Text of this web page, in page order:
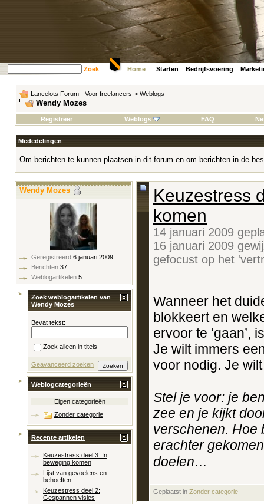
Zoek Home Starten Bedrijfsvoering
Lancelots Forum - Voor freelancers > Weblogs
Wendy Mozes
Registreer Weblogs FAQ
Mededelingen
Om berichten te kunnen plaatsen in dit forum en om berichten in de
Keuzestress
komen
14 januari 2009
16 januari 2009
gefocust op het
Wanneer het
blokkeert en
ervoor te ‘gaan’,
Je wilt immers
voor nodig. Je
Stel je voor: je
zee en je kijkt
verschenen. Hoe
erachter
doelen...
Geplaatst in Zonder categorie
Wendy Mozes
Geregistreerd 6 januari 2009
Berichten 37
Weblogartikelen 5
Zoek weblogartikelen van
Wendy Mozes
Bevat tekst:
Zoek alleen in titels
Geavanceerd zoeken
Weblogcategorieën
Eigen categorieën
Zonder categorie
Recente artikelen
Keuzestress deel 3: In
beweging komen
Lijst van gevoelens en
behoeften
Keuzestress deel 2:
Gespannen visies